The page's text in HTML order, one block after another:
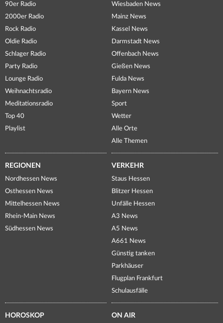
90er Radio
2000er Radio
Rock Radio
Oldie Radio
Schlager Radio
Party Radio
Lounge Radio
Weihnachtsradio
Meditationsradio
Top 40
Playlist
Wiesbaden News
Mainz News
Kassel News
Darmstadt News
Offenbach News
Gießen News
Fulda News
Bayern News
Sport
Wetter
Alle Orte
Alle Themen
REGIONEN
Nordhessen News
Osthessen News
Mittelhessen News
Rhein-Main News
Südhessen News
VERKEHR
Staus Hessen
Blitzer Hessen
Unfälle Hessen
A3 News
A5 News
A661 News
Günstig tanken
Parkhäuser
Flugplan Frankfurt
Schulausfälle
HOROSKOP ON AIR